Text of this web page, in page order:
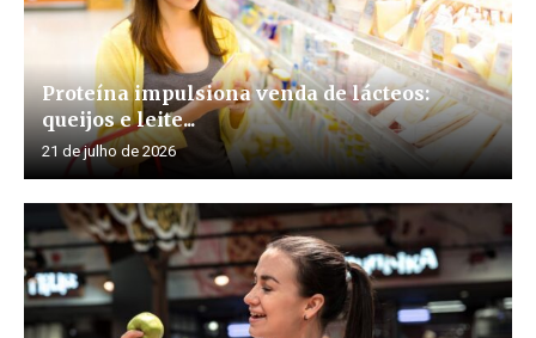
Proteína impulsiona venda de lácteos:
queijos e leite...
21 de julho de 2026